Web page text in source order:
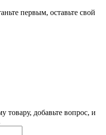
первым, оставьте свой
товару, добавьте вопрос, и